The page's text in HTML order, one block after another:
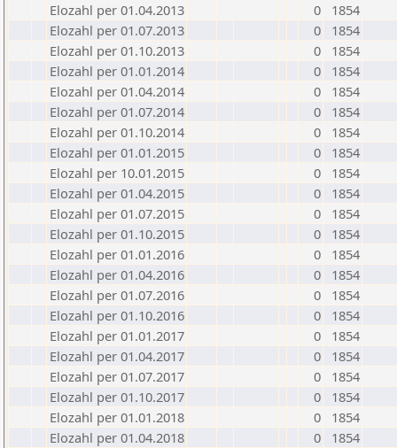
Elozahl per 01.04.2013
0
1854
Elozahl per 01.07.2013
0
1854
Elozahl per 01.10.2013
0
1854
Elozahl per 01.01.2014
0
1854
Elozahl per 01.04.2014
0
1854
Elozahl per 01.07.2014
0
1854
Elozahl per 01.10.2014
0
1854
Elozahl per 01.01.2015
0
1854
Elozahl per 10.01.2015
0
1854
Elozahl per 01.04.2015
0
1854
Elozahl per 01.07.2015
0
1854
Elozahl per 01.10.2015
0
1854
Elozahl per 01.01.2016
0
1854
Elozahl per 01.04.2016
0
1854
Elozahl per 01.07.2016
0
1854
Elozahl per 01.10.2016
0
1854
Elozahl per 01.01.2017
0
1854
Elozahl per 01.04.2017
0
1854
Elozahl per 01.07.2017
0
1854
Elozahl per 01.10.2017
0
1854
Elozahl per 01.01.2018
0
1854
Elozahl per 01.04.2018
0
1854